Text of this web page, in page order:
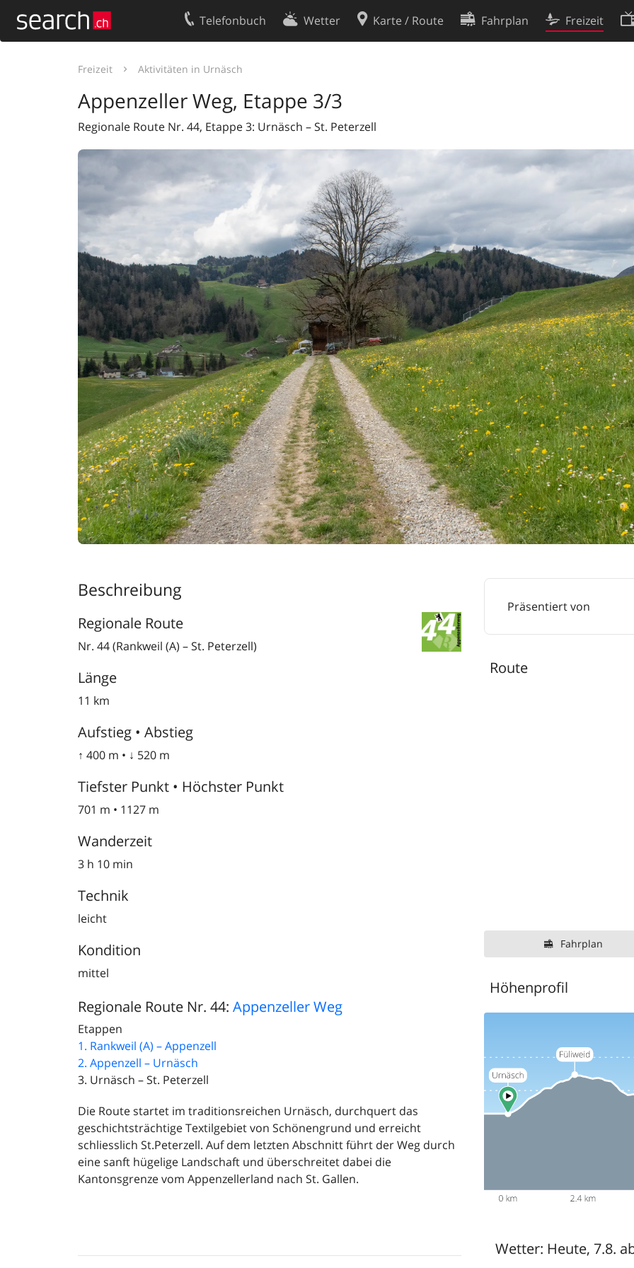
Telefonbuch Wetter Karte / Route Fahrplan Freizeit
Freizeit Aktivitäten in Urnäsch
Appenzeller Weg, Etappe 3/3
Regionale Route Nr. 44, Etappe 3: Urnäsch – St. Peterzell
Beschreibung
Regionale Route
Nr. 44 (Rankweil (A) – St. Peterzell)
Länge
11 km
Aufstieg • Abstieg
↑ 400 m • ↓ 520 m
Tiefster Punkt • Höchster Punkt
701 m • 1127 m
Wanderzeit
3 h 10 min
Technik
leicht
Kondition
mittel
Regionale Route Nr. 44: Appenzeller Weg
Etappen
1. Rankweil (A) – Appenzell
2. Appenzell – Urnäsch
3. Urnäsch – St. Peterzell
Die Route startet im traditionsreichen Urnäsch, durchquert das
geschichtsträchtige Textilgebiet von Schönengrund und erreicht
schliesslich St.Peterzell. Auf dem letzten Abschnitt führt der Weg durch
eine sanft hügelige Landschaft und überschreitet dabei die
Kantonsgrenze vom Appenzellerland nach St. Gallen.
Präsentiert von
Route
Fahrplan
Höhenprofil
Wetter: Heute, 7.8.
Datenschutzerklärung